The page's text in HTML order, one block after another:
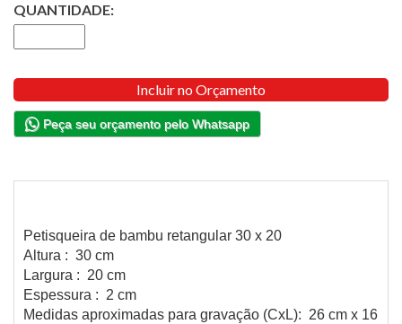
QUANTIDADE:
Incluir no Orçamento
Peça seu orçamento pelo Whatsapp
Petisqueira de bambu retangular 30 x 20
Altura : 30 cm
Largura : 20 cm
Espessura : 2 cm
Medidas aproximadas para gravação (CxL): 26 cm x 16